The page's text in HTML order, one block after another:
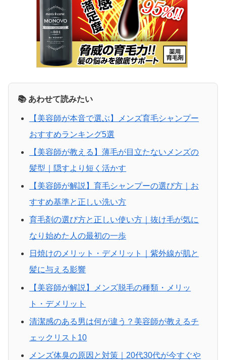
📚 あわせて読みたい
【美容師が本音で選ぶ】メンズ育毛シャンプー
おすすめランキング5選
【美容師が教える】薄毛が目立たないメンズの
髪型｜隠すより短く活かす
【美容師が解説】育毛シャンプーの選び方｜お
すすめ基準と正しい洗い方
育毛剤の選び方と正しい使い方｜抜け毛が気に
なり始めた人の最初の一歩
日焼けのメリット・デメリット｜紫外線が肌と
髪に与える影響
【美容師が解説】メンズ脱毛の種類・メリッ
ト・デメリット
清潔感のある男は何が違う？美容師が教えるチ
ェックリスト10
メンズ体臭の原因と対策｜20代30代が今すぐや